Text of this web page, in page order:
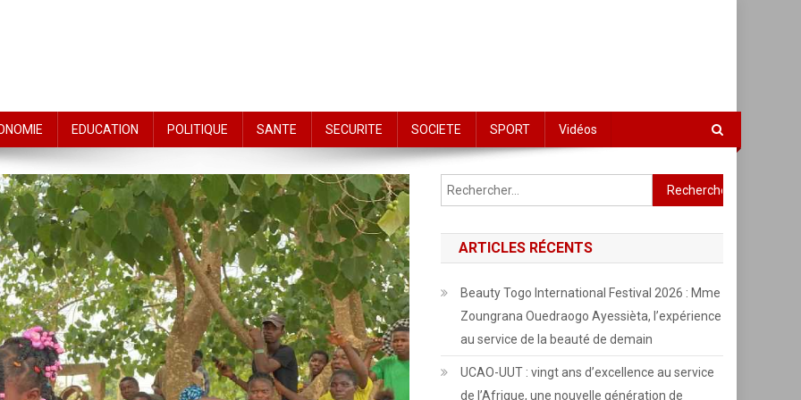
EDUCATION POLITIQUE SANTE SECURITE SOCIETE SPORT Vidéos
Rechercher :
ARTICLES RÉCENTS
Beauty Togo International Festival 2026 : Mme
Zoungrana Ouedraogo Ayessièta, l’expérience
au service de la beauté de demain
UCAO-UUT : vingt ans d’excellence au service
de l’Afrique, une nouvelle génération de